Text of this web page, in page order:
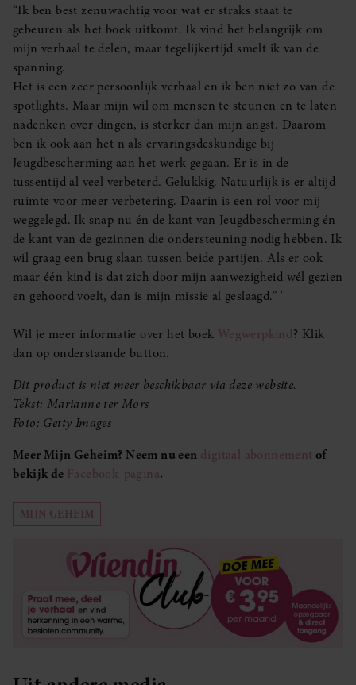
“Ik ben best zenuwachtig voor wat er straks staat te
gebeuren als het boek uitkomt. Ik vind het belangrijk om
mijn verhaal te delen, maar tegelijkertijd smelt ik van de
spanning.
Het is een zeer persoonlijk verhaal en ik ben niet zo van de
spotlights. Maar mijn wil om mensen te steunen en te laten
nadenken over dingen, is sterker dan mijn angst. Daarom
ben ik ook aan het n als ervaringsdeskundige bij
Jeugdbescherming aan het werk gegaan. Er is in de
tussentijd al veel verbeterd. Gelukkig. Natuurlijk is er altijd
ruimte voor meer verbetering. Daarin is een rol voor mij
weggelegd. Ik snap nu én de kant van Jeugdbescherming én
de kant van de gezinnen die ondersteuning nodig hebben. Ik
wil graag een brug slaan tussen beide partijen. Als er ook
maar één kind is dat zich door mijn aanwezigheid wél gezien
en gehoord voelt, dan is mijn missie al geslaagd.” ′
Wil je meer informatie over het boek Wegwerpkind? Klik
dan op onderstaande button.
Dit product is niet meer beschikbaar via deze website.
Tekst: Marianne ter Mors
Foto: Getty Images
Meer Mijn Geheim? Neem nu een digitaal abonnement of
bekijk de Facebook-pagina.
MIJN GEHEIM